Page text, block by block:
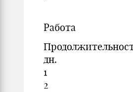
Работа
дн.
1
2